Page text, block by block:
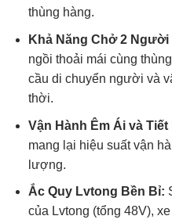
thùng hàng.
Khả Năng Chở 2 Người
ngồi thoải mái cùng
cầu di chuyển người và
thời.
Vận Hành Êm Ái và Tiết
mang lại hiệu suất vận
lượng.
Ắc Quy Lvtong Bền Bỉ:
của Lvtong (tổng 48V),